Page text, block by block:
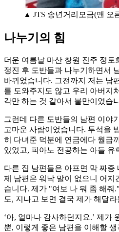
▲ JTS 송년거리모금(맨 오
나누기의 힘
더운 여름날 마산 창원 진주 정토
정진 후 도반들과 나누기하면서
바뀌었습니다. 그전까지 저는 남
를 도와주지도 않고 우리 아버지
각만 하는 것 같아서 불만이었습
그런데 다른 도반들의 남편 이야
고마운 사람이었습니다. 투석을
히 다녀준 덕분에 연금에다 월급
있었고, 피아노 전공하는 아들 유
다른 집 남편들은 아프면 막 짜증
제 남편은 워낙 말이 없으니 어지
습니다. 제가 "여보 나 뭐 좀 해줘
도, 지나고 보면 결국 제가 해달
‘아, 얼마나 감사하던지요.’ 제가
뿐, 이렇게 좋은 남편을 이해할